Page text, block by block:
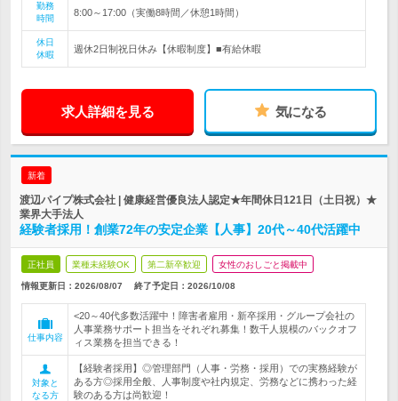
勤務
時間
8:00～17:00（実働8時間／休憩1時間）
休日
休暇
週休2日制祝日休み【休暇制度】■有給休暇
求人詳細を見る 気になる
新着
渡辺パイプ株式会社 | 健康経営優良法人認定★年間休日121日（土日祝）★
業界大手法人
経験者採用！創業72年の安定企業【人事】20代～40代活躍中
正社員 業種未経験OK 第二新卒歓迎 女性のおしごと掲載中
情報更新日：2026/08/07 終了予定日： 2026/10/08
仕事内容
<20～40代多数活躍中！障害者雇用・新卒採用・グループ会社の
人事業務サポート担当をそれぞれ募集！数千人規模のバックオフ
ィス業務を担当できる！
対象と
なる方
【経験者採用】◎管理部門（人事・労務・採用）での実務経験が
ある方◎採用全般、人事制度や社内規定、労務などに携わった経
験のある方は尚歓迎！